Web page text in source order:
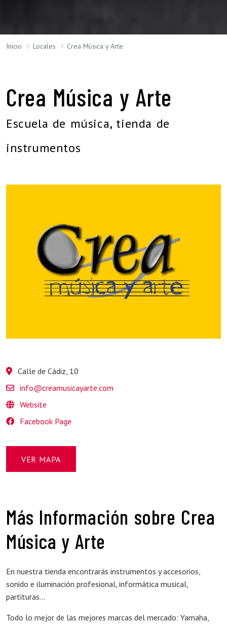
Inicio Locales Crea Música y Arte
Crea Música y Arte
Escuela de música, tienda de
instrumentos
Calle de Cádiz, 10
info@creamusicayarte.com
Website
Facebook Page
VER MAPA
Más Información sobre Crea
Música y Arte
En nuestra tienda encontrarás instrumentos y accesorios,
sonido e iluminación profesional, informática musical,
partituras...
Todo lo mejor de las mejores marcas del mercado: Yamaha,